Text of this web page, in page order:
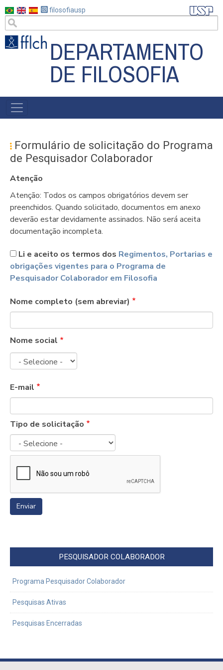
para
conteúdo
principal
filosofiausp
DEPARTAMENTO
DE FILOSOFIA
MAIN
Formulário de solicitação do Programa
de Pesquisador Colaborador
Atenção
Atenção: Todos os campos obrigatórios devem ser
preenchidos. Quando solicitado, documentos em anexo
deverão estar devidamente assinados. Não será aceita
documentação incompleta.
Li e aceito os termos dos Regimentos, Portarias e
obrigações vigentes para o Programa de
Pesquisador Colaborador em Filosofia
Nome completo (sem abreviar)
Nome social
Nome
E-mail
Tipo de solicitação
PESQUISADOR COLABORADOR
Programa Pesquisador Colaborador
Pesquisas Ativas
Pesquisas Encerradas